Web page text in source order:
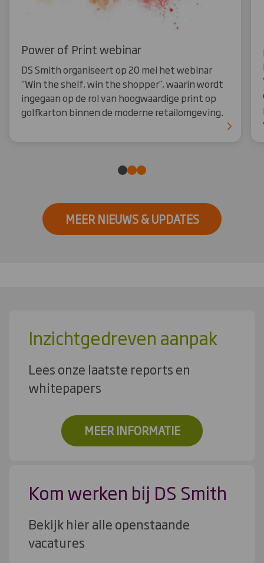
Power of Print webinar
DS Smith organiseert op 20 mei het webinar
“Win the shelf, win the shopper”, waarin wordt
ingegaan op de rol van hoogwaardige print op
golfkarton binnen de moderne retailomgeving.
MEER NIEUWS & UPDATES
Inzichtgedreven aanpak
Lees onze laatste reports en
whitepapers
MEER INFORMATIE
Kom werken bij DS Smith
Bekijk hier alle openstaande
vacatures